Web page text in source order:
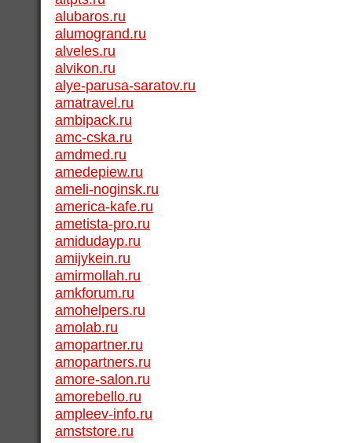
alubaros.ru
alumogrand.ru
alveles.ru
alvikon.ru
alye-parusa-saratov.ru
amatravel.ru
ambipack.ru
amc-cska.ru
amdmed.ru
amedepiew.ru
ameli-noginsk.ru
america-kafe.ru
ametista-pro.ru
amidudayp.ru
amijykein.ru
amirmollah.ru
amkforum.ru
amohelpers.ru
amolab.ru
amopartner.ru
amopartners.ru
amore-salon.ru
amorebello.ru
ampleev-info.ru
amststore.ru